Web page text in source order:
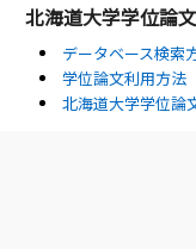
北海道大学学位論
データベース検索
学位論文利用方法
北海道大学学位論